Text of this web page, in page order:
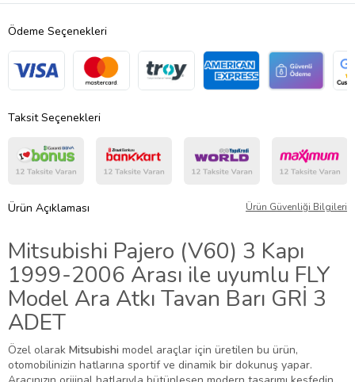
Ödeme Seçenekleri
Taksit Seçenekleri
Ürün Açıklaması Ürün Güvenliği Bilgileri
Mitsubishi Pajero (V60) 3 Kapı
1999-2006 Arası ile uyumlu FLY
Model Ara Atkı Tavan Barı GRİ 3
ADET
Özel olarak Mitsubishi model araçlar için üretilen bu ürün,
otomobilinizin hatlarına sportif ve dinamik bir dokunuş yapar.